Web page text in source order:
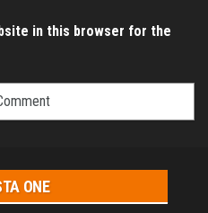
in this browser for the
ONE